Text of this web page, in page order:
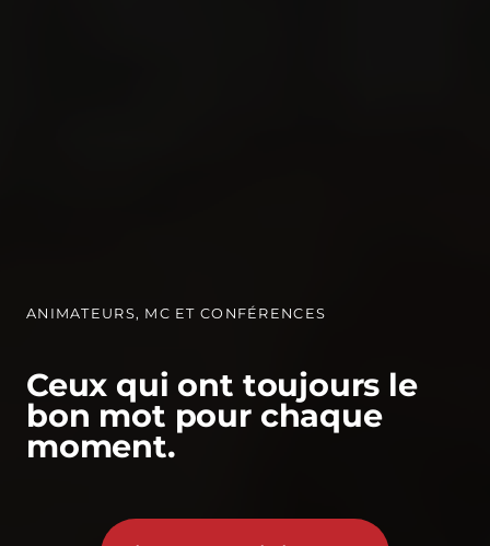
ANIMATEURS, MC ET CONFÉRENCES
Ceux qui ont toujours le
bon mot pour chaque
moment.